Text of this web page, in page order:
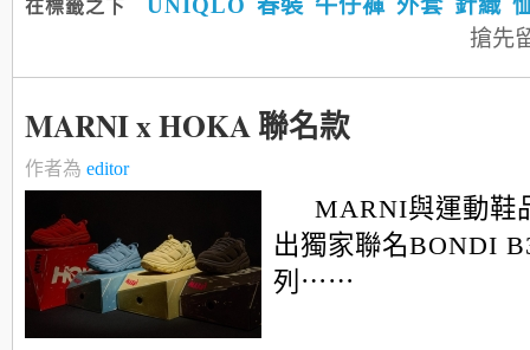
在標籤之下 UNIQLO 春裝 牛仔褲 外套 針織
搶先
MARNI x HOKA 聯名款
作者為 editor
MARNI與運動鞋
出獨家聯名BONDI
列⋯⋯